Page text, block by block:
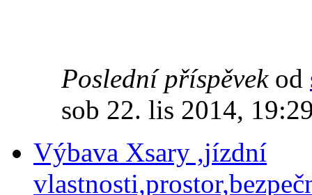
Poslední příspěvek od
sob 22. lis 2014,
Výbava Xsary ,jízdní